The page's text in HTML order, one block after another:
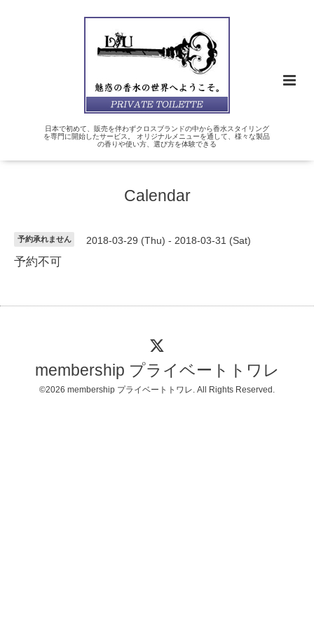
日本で初めて、販売を伴わずクロスブランドの中から香水スタイリング
を専門に開始したサービス。 オリジナルメニューを通して、様々な製品
の香りや使い方、選び方を体験できる
Calendar
予約承れません 2018-03-29 (Thu) - 2018-03-31 (Sat)
予約不可
membership プライベートトワレ
©2026 membership プライベートトワレ. All Rights Reserved.